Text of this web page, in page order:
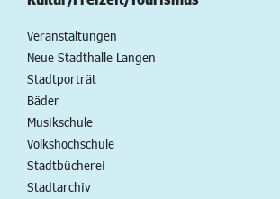
Veranstaltungen
Neue Stadthalle Langen
Stadtporträt
Bäder
Musikschule
Volkshochschule
Stadtbücherei
Stadtarchiv